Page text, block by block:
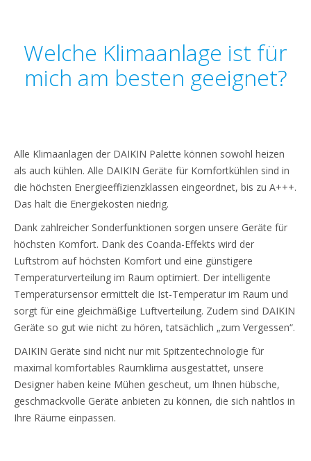
Welche Klimaanlage ist für
mich am besten geeignet?
Alle Klimaanlagen der DAIKIN Palette können sowohl heizen
als auch kühlen. Alle DAIKIN Geräte für Komfortkühlen sind in
die höchsten Energieeffizienzklassen eingeordnet, bis zu A+++.
Das hält die Energiekosten niedrig.
Dank zahlreicher Sonderfunktionen sorgen unsere Geräte für
höchsten Komfort. Dank des Coanda-Effekts wird der
Luftstrom auf höchsten Komfort und eine günstigere
Temperaturverteilung im Raum optimiert. Der intelligente
Temperatursensor ermittelt die Ist-Temperatur im Raum und
sorgt für eine gleichmäßige Luftverteilung. Zudem sind DAIKIN
Geräte so gut wie nicht zu hören, tatsächlich „zum Vergessen“.
DAIKIN Geräte sind nicht nur mit Spitzentechnologie für
maximal komfortables Raumklima ausgestattet, unsere
Designer haben keine Mühen gescheut, um Ihnen hübsche,
geschmackvolle Geräte anbieten zu können, die sich nahtlos in
Ihre Räume einpassen.